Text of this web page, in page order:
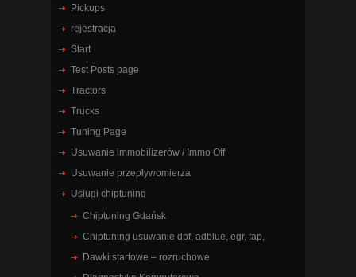
Pickups
rejestracja
Start
Test Posts page
Tractors
Trucks
Tuning Page
Usuwanie immobilizerów / Immo Off
Usuwanie przepływomierza
Usługi chiptuning
Chiptuning Gdańsk
Chiptuning usuwanie dpf, adblue, egr, fap,
Dawki startowe – rozruchowe